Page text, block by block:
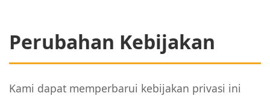
Perubahan Kebijakan
Kami dapat memperbarui kebijakan privasi ini